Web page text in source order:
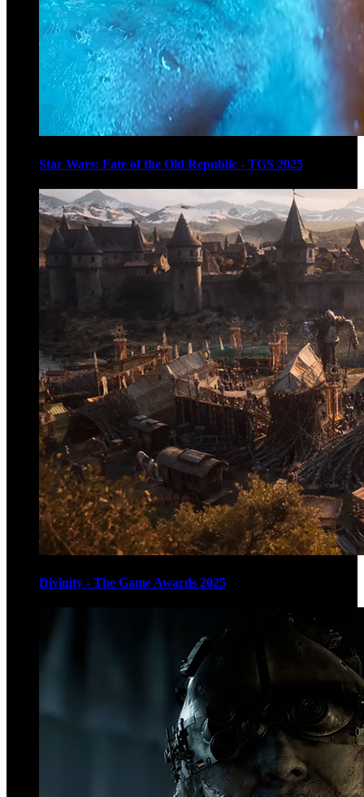
Star Wars: Fate of the Old Republic - TGS 2025
Divinity - The Game Awards 2025